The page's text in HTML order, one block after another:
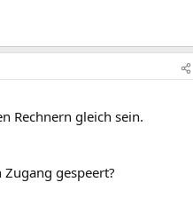
Rechnern gleich sein.
gespeert?